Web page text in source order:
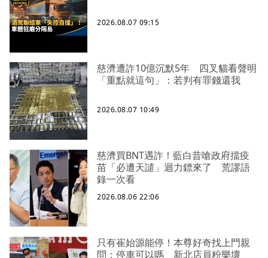
2026.08.07 09:15
慈濟遭詐10億沉默5年 四叉貓看聲明
「重點就這句」：若判有罪錢還我
2026.08.07 10:49
慈濟買BNT遇詐！藍白昔嗆政府擋疫
苗「必遭天譴」迴力鏢來了 荒謬語
錄一次看
2026.08.06 22:06
只有崔始源能停！本尊好奇找上門親
問：停車可以嗎 新北店員粉樂壞